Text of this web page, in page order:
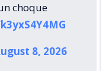
choque
8, 2026